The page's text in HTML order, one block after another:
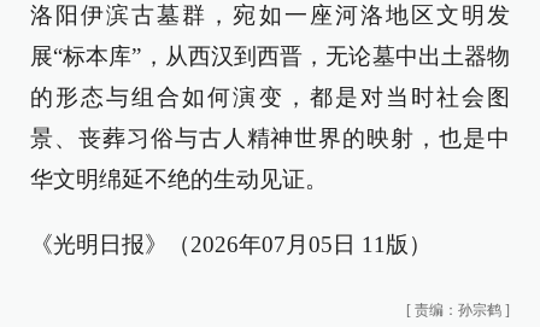
洛阳伊滨古墓群，宛如一座河洛地区文明发
展“标本库”，从西汉到西晋，无论墓中出土器物
的形态与组合如何演变，都是对当时社会图
景、丧葬习俗与古人精神世界的映射，也是中
华文明绵延不绝的生动见证。
《光明日报》（2026年07月05日 11版）
[ 责编：孙宗鹤 ]